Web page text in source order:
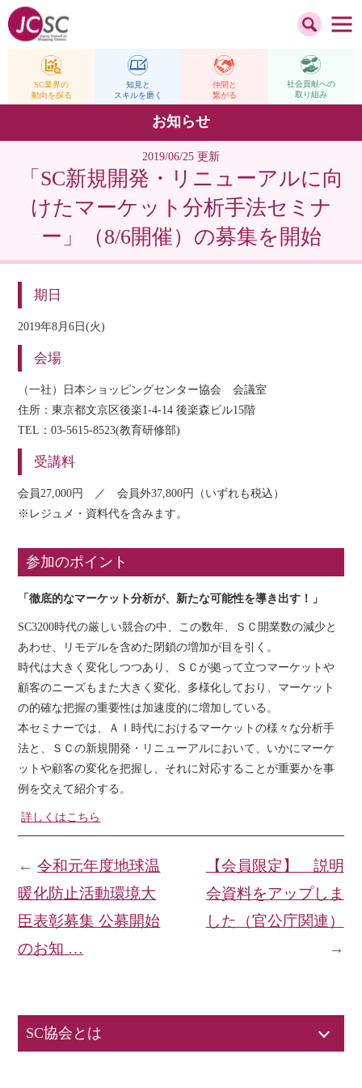
SC業界の
動向を探る
知見と
スキルを磨く
仲間と
繋がる
社会貢献への
取り組み
お知らせ
2019/06/25 更新
「SC新規開発・リニューアルに向
けたマーケット分析手法セミナ
ー」（8/6開催）の募集を開始
期日
2019年8月6日(火)
会場
（一社）日本ショッピングセンター協会 会議室
住所：東京都文京区後楽1-4-14 後楽森ビル15階
TEL：03-5615-8523(教育研修部)
受講料
会員27,000円 ／ 会員外37,800円（いずれも税込）
※レジュメ・資料代を含みます。
参加のポイント
「徹底的なマーケット分析が、新たな可能性を導き出す！」
SC3200時代の厳しい競合の中、この数年、ＳＣ開業数の減少と
あわせ、リモデルを含めた閉鎖の増加が目を引く。
時代は大きく変化しつつあり、ＳＣが拠って立つマーケットや
顧客のニーズもまた大きく変化、多様化しており、マーケット
の的確な把握の重要性は加速度的に増加している。
本セミナーでは、ＡＩ時代におけるマーケットの様々な分析手
法と、ＳＣの新規開発・リニューアルにおいて、いかにマーケ
ットや顧客の変化を把握し、それに対応することが重要かを事
例を交えて紹介する。
詳しくはこちら
【会員限定】 説明
会資料をアップしま
した（官公庁関連）
→
←令和元年度地球温
暖化防止活動環境大
臣表彰募集 公募開始
のお知 …
SC協会とは